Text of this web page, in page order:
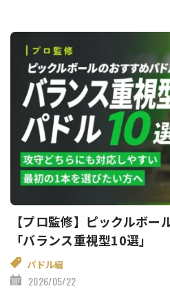
【プロ監修】ピックルボ
「バランス重視型10選」
パドル編
2026/05/22